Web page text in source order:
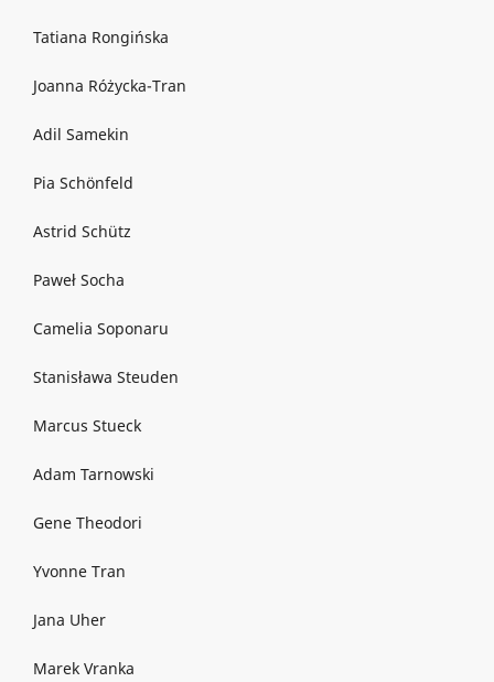
Tatiana Rongińska
Joanna Różycka-Tran
Adil Samekin
Pia Schönfeld
Astrid Schütz
Paweł Socha
Camelia Soponaru
Stanisława Steuden
Marcus Stueck
Adam Tarnowski
Gene Theodori
Yvonne Tran
Jana Uher
Marek Vranka